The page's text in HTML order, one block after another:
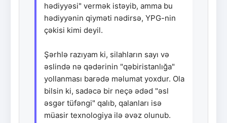
hədiyyəsi" vermək istəyib, amma bu
hədiyyənin qiyməti nədirsə, YPG-nin
çəkisi kimi deyil.
Şərhlə razıyam ki, silahların sayı və
əslində nə qədərinin "qəbiristanlığa"
yollanması barədə məlumat yoxdur. Ola
bilsin ki, sadəcə bir neçə ədəd "əsl
əsgər tüfəngi" qalıb, qalanları isə
müasir texnologiya ilə əvəz olunub.